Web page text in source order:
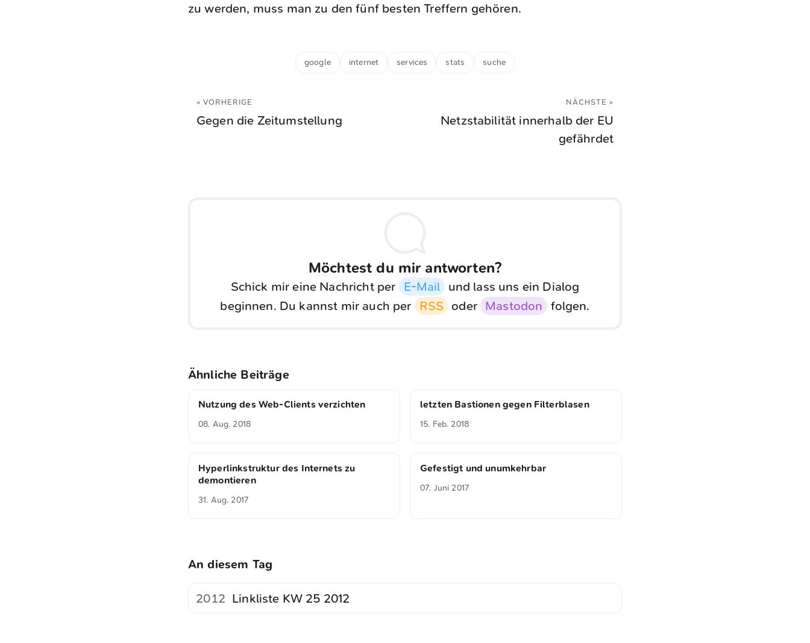
zu werden, muss man zu den fünf besten Treffern gehören.
google internet services stats suche
« VORHERIGE
Gegen die Zeitumstellung
NÄCHSTE »
Netzstabilität innerhalb der EU
gefährdet
Möchtest du mir antworten?
Schick mir eine Nachricht per E-Mail
und lass uns ein Dialog
beginnen. Du kannst mir auch per
RSS oder Mastodon folgen.
Ähnliche Beiträge
Nutzung des Web-Clients verzichten
08. Aug. 2018
letzten Bastionen gegen Filterblasen
15. Feb. 2018
Hyperlinkstruktur des Internets zu
demontieren
31. Aug. 2017
Gefestigt und unumkehrbar
07. Juni 2017
An diesem Tag
2012 Linkliste KW 25 2012